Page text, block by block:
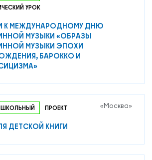
УРОК
К МЕЖДУНАРОДНОМУ ДНЮ
МУЗЫКИ «ОБРАЗЫ
МУЗЫКИ ЭПОХИ
БАРОККО И
ПРОЕКТ
«Москва»
ДЕТСКОЙ КНИГИ